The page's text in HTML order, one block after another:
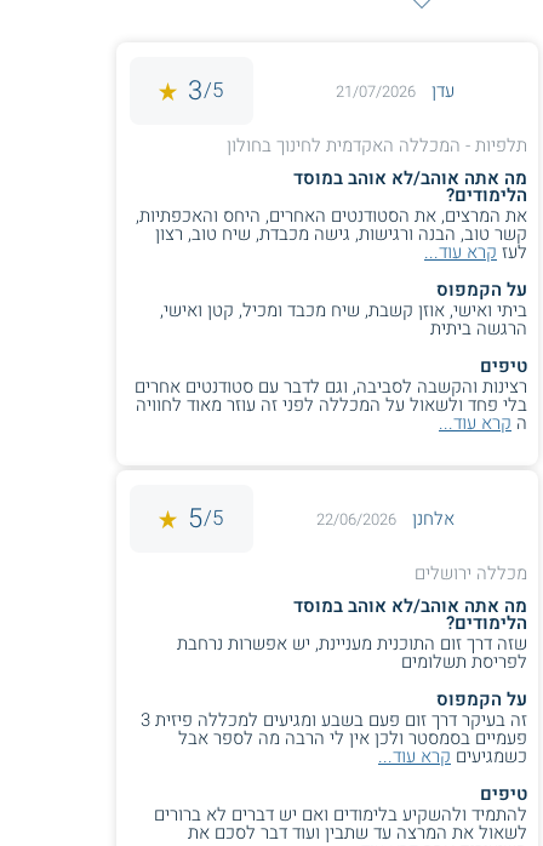
וליקויי למידה בחינך העל יסודי. בעלי תואר
המיוחד. היקף הלימודים שלושה סמסטרים,
מכללת לוינסקי (תל אביב):בקמפוס לוינסקי
של המרכז האקדמי לוינסקי וינגייט מציע
תכנית בין מסלולית להוראה בחינוך המיוחד
מכיתות א' ועד י"ב, האקדמאים מקבלים גם
תעודת מומחה בלקויות למידה והוראה
וכן מסלול להוראה בגני החינוך המיוחד. משך
הלימודים שנתיים.
מכללת דוד ילין (ירושלים):
ההסבה במכללת דוד ילין ניתן למצוא את
המכון לחינוך ריפויי, מתקיימת גם תכנית
להכשרת אקדמאים להוראת מוגבלויות
מרובות; ותכנית להכשרה בתחום החינוך
בעזרת בעלי חיים. משך הלימודים שנתיים.
איזו תעודה מקבלים?
שירות אישי חינם
התחילו ללמוד
הסבה לחינוך מיוחד - סמינר
שירות אישי חינם
הרצוג - הסבה לחינוך
מיוחד
בית ברל - הסבה לחינוך
חמדת הדרום - הסבה
לחינוך מיוחד
אפרתה - הסבה לחינוך
מיוחד דתי בחינוך ובהוראה ( לשעבר
אוהלו ) - הסבה לחינוך
אורנים - הסבה לחינוך
אחוה - הסבה לחינוך מיוחד
עדן 21/07/2026
5/
3
תלפיות - המכללה האקדמית לחינוך בחולון
מה אתה אוהב/לא אוהב במוסד
הלימודים?
את המרצים, את הסטודנטים האחרים, היחס והאכפתיות,
קשר טוב, הבנה ורגישות, גישה מכבדת, שיח טוב, רצון
לעז קרא עוד...
על הקמפוס
ביתי ואישי, אוזן קשבת, שיח מכבד ומכיל, קטן ואישי,
הרגשה ביתית
טיפים
רצינות והקשבה לסביבה, וגם לדבר עם סטודנטים אחרים
בלי פחד ולשאול על המכללה לפני זה עוזר מאוד לחוויה
ה קרא עוד...
אלחנן 22/06/2026
5/
5
מכללה ירושלים
מה אתה אוהב/לא אוהב במוסד
הלימודים?
שזה דרך זום התוכנית מעניינת, יש אפשרות נרחבת
לפריסת תשלומים
על הקמפוס
זה בעיקר דרך זום פעם בשבע ומגיעים למכללה פיזית 3
פעמיים בסמסטר ולכן אין לי הרבה מה לספר אבל
כשמגיעים קרא עוד...
טיפים
להתמיד ולהשקיע בלימודים ואם יש דברים לא ברורים
לשאול את המרצה עד שתבין ועוד דבר לסכם את